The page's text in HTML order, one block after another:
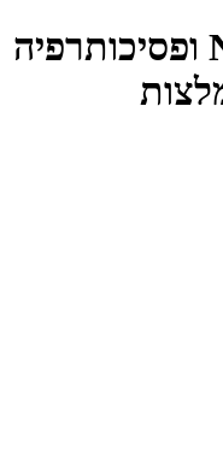
מטפלת ב- NLP CBT ופסיכותרפיה